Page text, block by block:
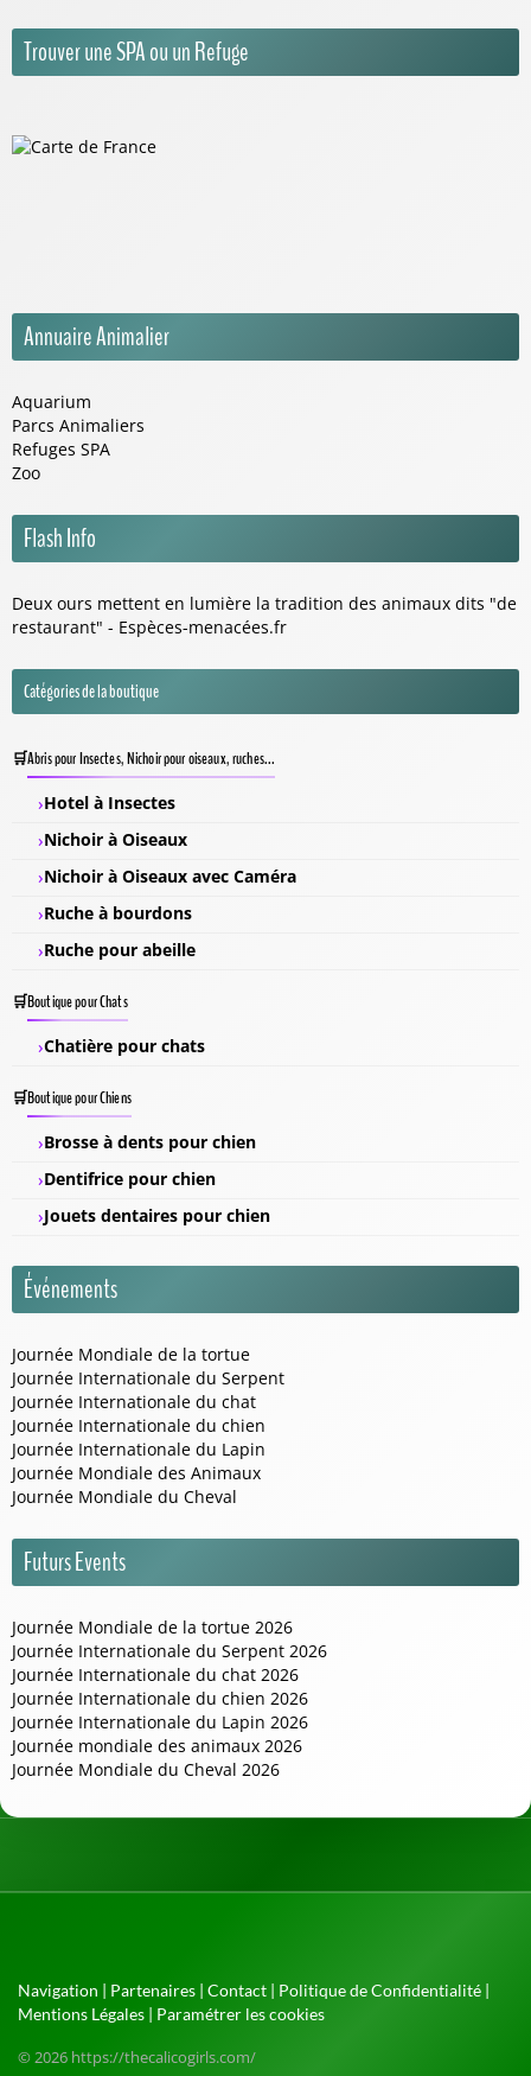
Trouver une SPA ou un Refuge
Annuaire Animalier
Aquarium
Parcs Animaliers
Refuges SPA
Zoo
Flash Info
Deux ours mettent en lumière la tradition des animaux dits "de
restaurant" - Espèces-menacées.fr
Catégories de la boutique
Abris pour Insectes, Nichoir pour oiseaux, ruches...
Hotel à Insectes
Nichoir à Oiseaux
Nichoir à Oiseaux avec Caméra
Ruche à bourdons
Ruche pour abeille
Boutique pour Chats
Chatière pour chats
Boutique pour Chiens
Brosse à dents pour chien
Dentifrice pour chien
Jouets dentaires pour chien
Événements
Journée Mondiale de la tortue
Journée Internationale du Serpent
Journée Internationale du chat
Journée Internationale du chien
Journée Internationale du Lapin
Journée Mondiale des Animaux
Journée Mondiale du Cheval
Futurs Events
Journée Mondiale de la tortue 2026
Journée Internationale du Serpent 2026
Journée Internationale du chat 2026
Journée Internationale du chien 2026
Journée Internationale du Lapin 2026
Journée mondiale des animaux 2026
Journée Mondiale du Cheval 2026
Navigation | Partenaires | Contact | Politique de Confidentialité |
Mentions Légales | Paramétrer les cookies
© 2026 https://thecalicogirls.com/